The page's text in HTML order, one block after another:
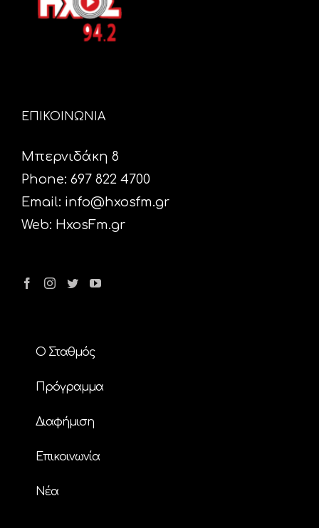
ΕΠΙΚΟΙΝΩΝΙΑ
Μπερνιδάκη 8
Phone: 697 822 4700
Email: info@hxosfm.gr
Web: HxosFm.gr
Ο Σταθμός
Πρόγραμμα
Διαφήμιση
Επικοινωνία
Nέα